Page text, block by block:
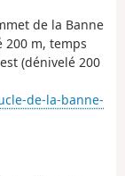
de la Banne
m, temps
(dénivelé 200
de-la-banne-